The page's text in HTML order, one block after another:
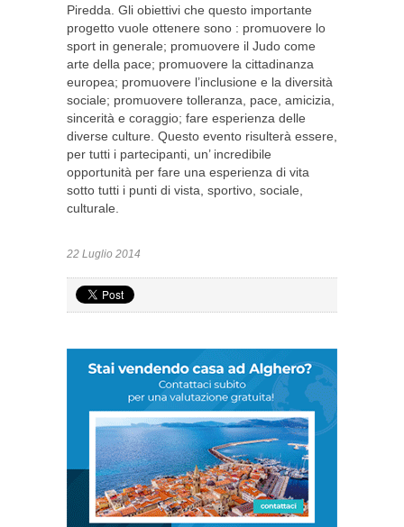
Piredda. Gli obiettivi che questo importante
progetto vuole ottenere sono : promuovere lo
sport in generale; promuovere il Judo come
arte della pace; promuovere la cittadinanza
europea; promuovere l’inclusione e la diversità
sociale; promuovere tolleranza, pace, amicizia,
sincerità e coraggio; fare esperienza delle
diverse culture. Questo evento risulterà essere,
per tutti i partecipanti, un’ incredibile
opportunità per fare una esperienza di vita
sotto tutti i punti di vista, sportivo, sociale,
culturale.
22 Luglio 2014